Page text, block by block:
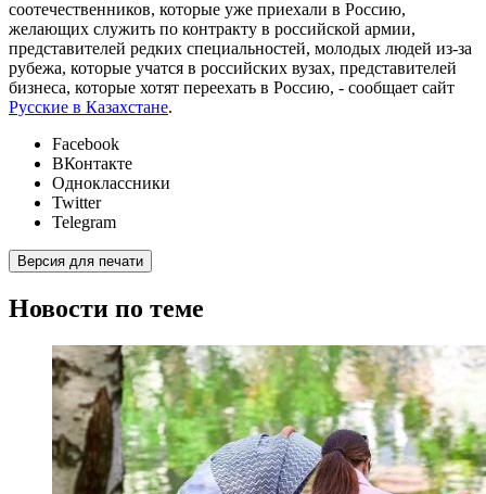
соотечественников, которые уже приехали в Россию,
желающих служить по контракту в российской армии,
представителей редких специальностей, молодых людей из-за
рубежа, которые учатся в российских вузах, представителей
бизнеса, которые хотят переехать в Россию, - сообщает сайт
Русские в Казахстане.
Facebook
ВКонтакте
Одноклассники
Twitter
Telegram
Версия для печати
Новости по теме